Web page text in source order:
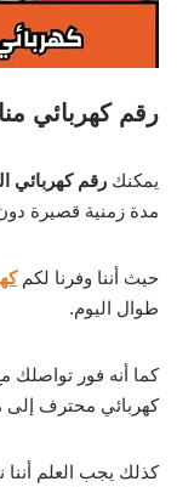
رقم كهربائي
يمكنك رقم كهربائي
مدة زمنية قصيرة
حيث أننا وفرنا لكم
طوال اليوم.
كما أنه فور
كهربائي محترف إلى
كذلك يجب العلم